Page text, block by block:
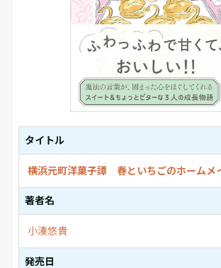
タイトル
横浜元町洋菓子譚 春といちごのホームメ
著者名
小湊悠貴
発売日